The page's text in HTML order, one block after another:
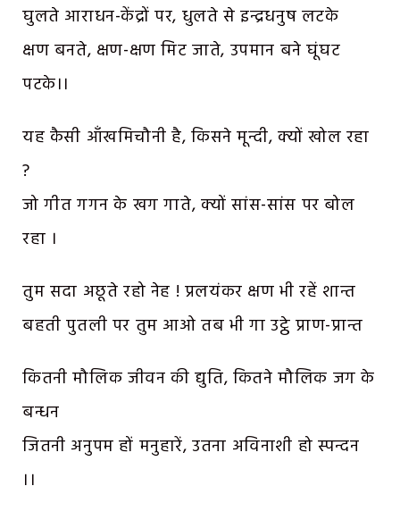
घुलते आराधन-केंद्रों पर, धुलते से इन्द्रधनुष लटके
क्षण बनते, क्षण-क्षण मिट जाते, उपमान बने घूंघट
पटके।।
यह कैसी आँखमिचौनी है, किसने मून्दी, क्यों खोल रहा
?
जो गीत गगन के खग गाते, क्यों सांस-सांस पर बोल
रहा ।
तुम सदा अछूते रहो नेह ! प्रलयंकर क्षण भी रहें शान्त
बहती पुतली पर तुम आओ तब भी गा उट्ठे प्राण-प्रान्त
कितनी मौलिक जीवन की द्युति, कितने मौलिक जग के
बन्धन
जितनी अनुपम हों मनुहारें, उतना अविनाशी हो स्पन्दन
।।